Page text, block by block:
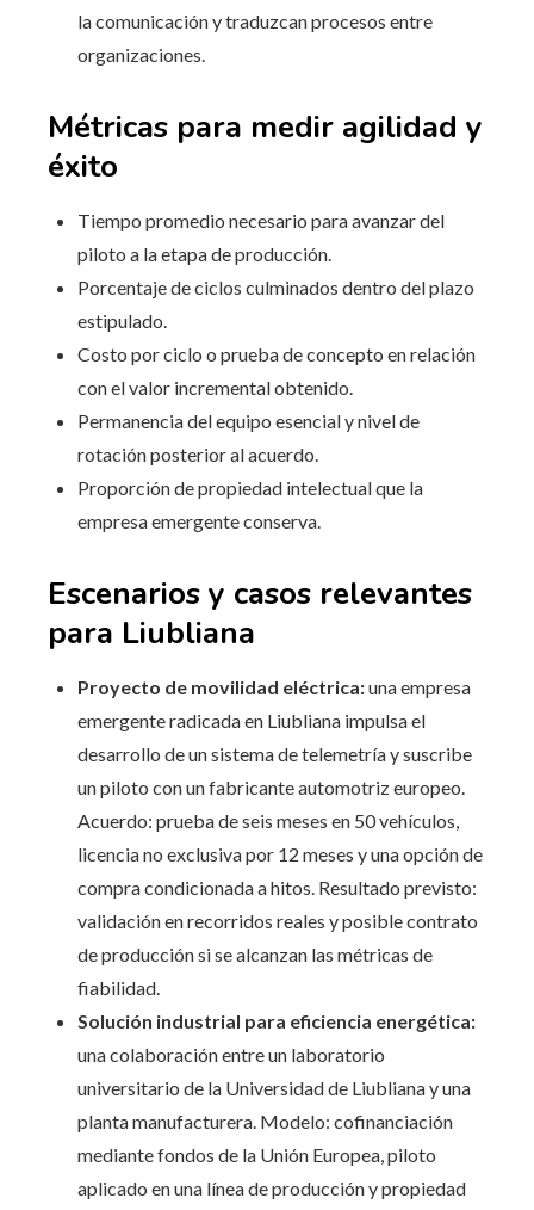
la comunicación y traduzcan procesos entre
organizaciones.
Métricas para medir agilidad y
éxito
Tiempo promedio necesario para avanzar del
piloto a la etapa de producción.
Porcentaje de ciclos culminados dentro del plazo
estipulado.
Costo por ciclo o prueba de concepto en relación
con el valor incremental obtenido.
Permanencia del equipo esencial y nivel de
rotación posterior al acuerdo.
Proporción de propiedad intelectual que la
empresa emergente conserva.
Escenarios y casos relevantes
para Liubliana
Proyecto de movilidad eléctrica:una empresa
emergente radicada en Liubliana impulsa el
desarrollo de un sistema de telemetría y suscribe
un piloto con un fabricante automotriz europeo.
Acuerdo: prueba de seis meses en 50 vehículos,
licencia no exclusiva por 12 meses y una opción de
compra condicionada a hitos. Resultado previsto:
validación en recorridos reales y posible contrato
de producción si se alcanzan las métricas de
fiabilidad.
Solución industrial para eficiencia energética:
una colaboración entre un laboratorio
universitario de la Universidad de Liubliana y una
planta manufacturera. Modelo: cofinanciación
mediante fondos de la Unión Europea, piloto
aplicado en una línea de producción y propiedad